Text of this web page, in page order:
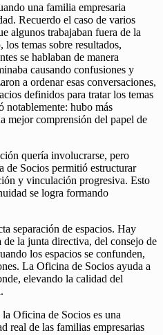
una familia empresaria
Recuerdo el caso de varios
algunos trabajaban fuera de la
temas sobre resultados,
se hablaban de manera
causando confusiones y
a ordenar esas conversaciones,
definidos para tratar los temas
notablemente: hubo más
mejor comprensión del papel de
quería involucrarse, pero
de Socios permitió estructurar
y vinculación progresiva. Esto
se logra formando
separación de espacios. Hay
de la junta directiva, del consejo de
los espacios se confunden,
La Oficina de Socios ayuda a
elevando la calidad del
Oficina de Socios es una
real de las familias empresarias